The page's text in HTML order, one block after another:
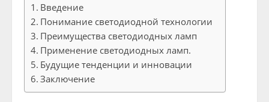
Введение
Понимание светодиодной технологии
Преимущества светодиодных ламп
Применение светодиодных ламп.
Будущие тенденции и инновации
Заключение